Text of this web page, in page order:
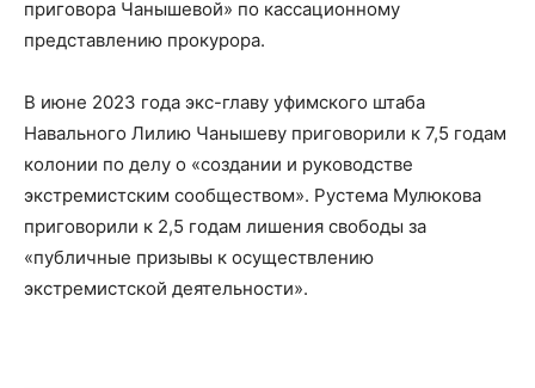
приговора Чанышевой» по кассационному
представлению прокурора.
В июне 2023 года экс-главу уфимского штаба
Навального Лилию Чанышеву приговорили к 7,5 годам
колонии по делу о «создании и руководстве
экстремистским сообществом». Рустема Мулюкова
приговорили к 2,5 годам лишения свободы за
«публичные призывы к осуществлению
экстремистской деятельности».